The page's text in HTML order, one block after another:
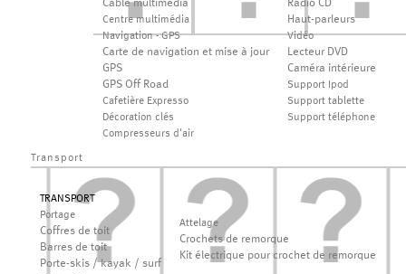
Câble multimédia
Centre multimédia
Navigation - GPS
Carte de navigation et mise à jour
GPS
GPS Off Road
Cafetière Expresso
Décoration clés
Compresseurs d'air
Radio CD
Haut-parleurs
Vidéo
Lecteur DVD
Caméra intérieure
Support Ipod
Support tablette
Support téléphone
Transport
TRANSPORT
Portage
Coffres de toit
Barres de toit
Porte-skis / kayak / surf
Attelage
Crochets de remorque
Kit électrique pour crochet de remorque